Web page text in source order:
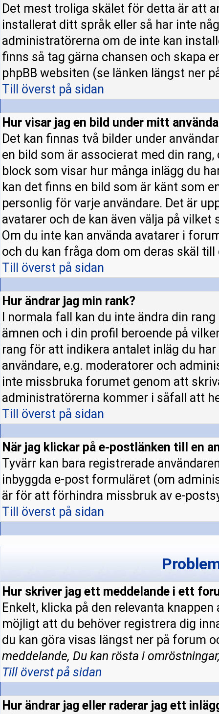
Det mest troliga skälet för detta är att
installerat ditt språk eller så har inte
administratörerna om de inte kan
finns så tag gärna chansen och skapa
phpBB websiten (se länken längst ner
Till överst på sidan
Hur visar jag en bild under mitt
Det kan finnas två bilder under
en bild som är associerat med din
block som visar hur många inlägg du
kan det finns en bild som är känt som
personlig för varje användare. Det är
avatarer och de kan även välja på
Om du inte kan använda avatarer i
och du kan fråga dom om deras skäl
Till överst på sidan
Hur ändrar jag min rank?
I normala fall kan du inte ändra din
ämnen och i din profil beroende på
rang för att indikera antalet inläg du
användare, e.g. moderatorer och
inte missbruka forumet genom att
administratörerna kommer i såfall att
Till överst på sidan
När jag klickar på e-postlänken till en
Tyvärr kan bara registrerade
inbyggda e-post formuläret (om
är för att förhindra missbruk av e-
Till överst på sidan
Hur skriver jag ett meddelande i ett
Enkelt, klicka på den relevanta
möjligt att du behöver registrera dig
du kan göra visas längst ner på forum
meddelande, Du kan rösta i
Till överst på sidan
Hur ändrar jag eller raderar jag ett